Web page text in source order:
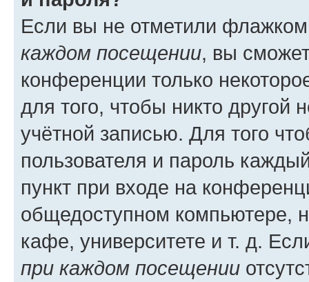
Если вы не отметили
каждом посещении, вы
конференции только
для того, чтобы никто другой
учётной записью. Для того
пользователя и пароль
пункт при входе на
общедоступном компьютере,
кафе, университете и т. д.
при каждом посещении